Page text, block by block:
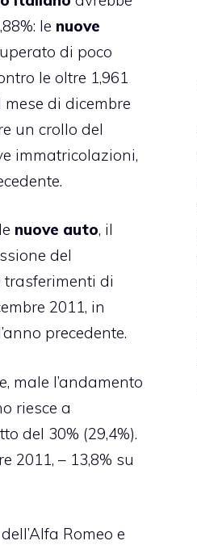
le nuove
di poco
le oltre 1,961
mese di dicembre
un crollo del
immatricolazioni,
nuove auto, il
del
trasferimenti di
2011, in
precedente.
male l’andamento
riesce a
del 30% (29,4%).
2011, – 13,8% su
Romeo e